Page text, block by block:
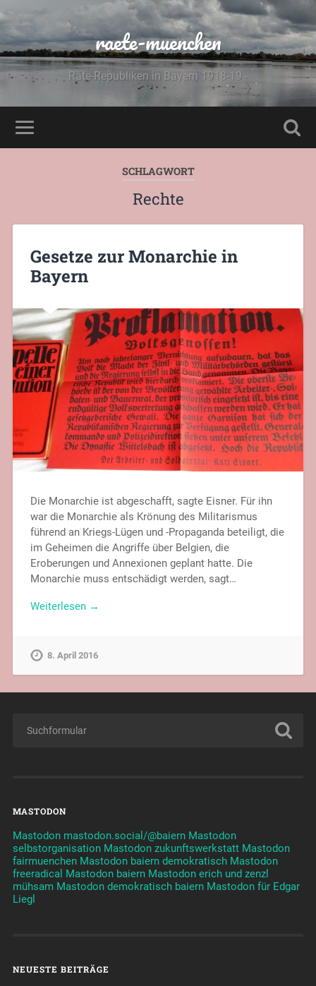
raete-muenchen
Räte-Republiken in Bayern 1918-19 -
SCHLAGWORT
Rechte
Gesetze zur Monarchie in
Bayern
Die Monarchie ist abgeschafft, sagte Eisner. Für ihn
war die Monarchie als Krönung des Militarismus
führend an Kriegs-Lügen und -Propaganda beteiligt, die
im Geheimen die Angriffe über Belgien, die
Eroberungen und Annexionen geplant hatte. Die
Monarchie muss entschädigt werden, sagt…
Weiterlesen →
8. April 2016
MASTODON
Mastodon mastodon.social/@baiern Mastodon
selbstorganisation Mastodon zukunftswerkstatt Mastodon
fairmuenchen Mastodon baiern demokratisch Mastodon
freeradical Mastodon baiern Mastodon erich und zenzl
mühsam Mastodon demokratisch baiern Mastodon für Edgar
Liegl
NEUESTE BEITRÄGE